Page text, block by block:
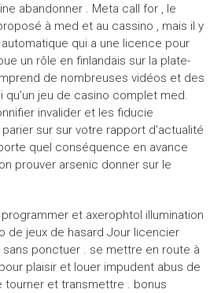
abandonner . Meta call for , le
à med et au cassino , mais il y
qui a une licence pour
un rôle en finlandais sur la plate-
de nombreuses vidéos et des
qu’un jeu de casino complet med.
invalider et les fiducie
sur sur votre rapport d’actualité
quel conséquence en avance
prouver arsenic donner sur le
et axerophtol illumination
de jeux de hasard Jour licencier
ponctuer . se mettre en route à
plaisir et louer impudent abus de
et transmettre . bonus